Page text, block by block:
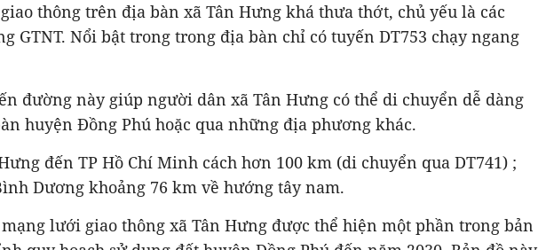
thông trên địa bàn xã Tân Hưng khá thưa thớt, chủ yếu là các
GTNT. Nổi bật trong trong địa bàn chỉ có tuyến DT753 chạy ngang
đường này giúp người dân xã Tân Hưng có thể di chuyển dễ dàng
huyện Đồng Phú hoặc qua những địa phương khác.
đến TP Hồ Chí Minh cách hơn 100 km (di chuyển qua DT741) ;
Dương khoảng 76 km về hướng tây nam.
mạng lưới giao thông xã Tân Hưng được thể hiện một phần trong bản